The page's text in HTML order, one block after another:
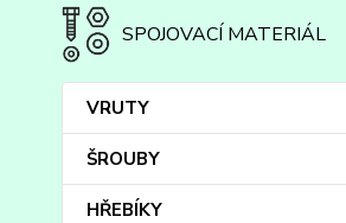
SPOJOVACÍ MATERIÁL
VRUTY
ŠROUBY
HŘEBÍKY